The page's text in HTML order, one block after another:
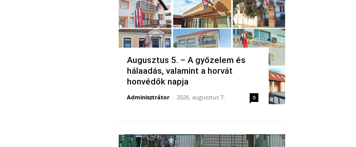
Augusztus 5. – A győzelem és
hálaadás, valamint a horvát
honvédők napja
Adminisztrátor - 2026, augusztus 7. 0